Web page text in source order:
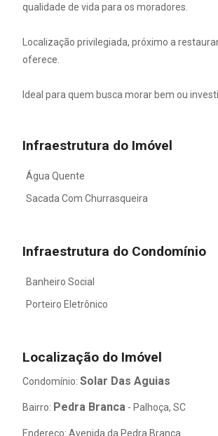
qualidade de vida para os moradores.
Localização privilegiada, próximo a
oferece.
Ideal para quem busca morar bem ou
Infraestrutura do Imóvel
Água Quente
Sacada Com Churrasqueira
Infraestrutura do Condomínio
Banheiro Social
Porteiro Eletrônico
Localização do Imóvel
Condomínio: Solar Das Aguias
Bairro: Pedra Branca - Palhoça, SC
Endereço: Avenida da Pedra Branca